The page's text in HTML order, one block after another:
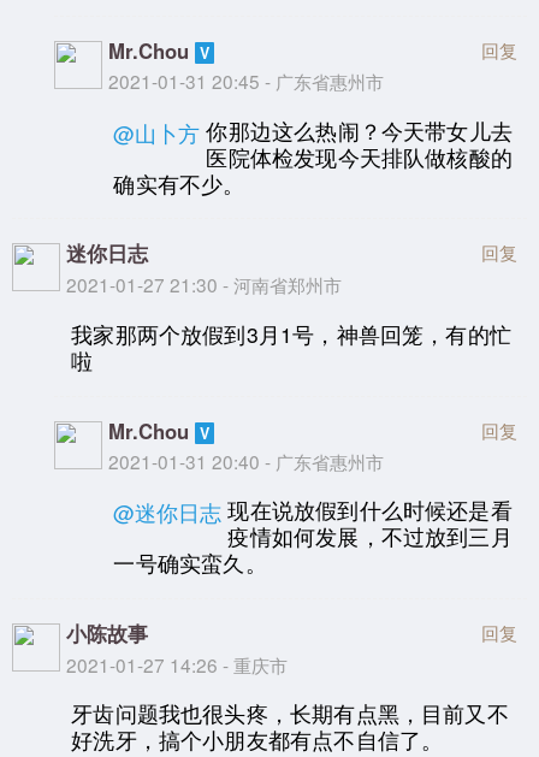
Mr.Chou
2021-01-31 20:45 - 广东省惠州市
回复
@山卜方 你那边这么热闹？今天带女儿去
医院体检发现今天排队做核酸的
确实有不少。
迷你日志
2021-01-27 21:30 - 河南省郑州市
回复
我家那两个放假到3月1号，神兽回笼，有的忙
啦
Mr.Chou
2021-01-31 20:40 - 广东省惠州市
回复
@迷你日志 现在说放假到什么时候还是看
疫情如何发展，不过放到三月
一号确实蛮久。
小陈故事
2021-01-27 14:26 - 重庆市
回复
牙齿问题我也很头疼，长期有点黑，目前又不
好洗牙，搞个小朋友都有点不自信了。